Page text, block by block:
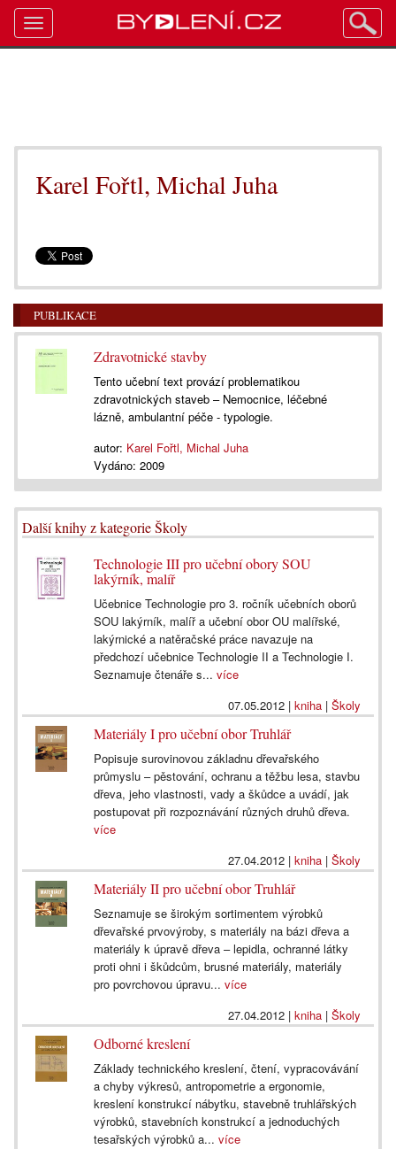
Karel Fořtl, Michal Juha
PUBLIKACE
Zdravotnické stavby
Tento učební text provází problematikou
zdravotnických staveb – Nemocnice, léčebné
lázně, ambulantní péče - typologie.
autor: Karel Fořtl, Michal Juha
Vydáno: 2009
Další knihy z kategorie Školy
Technologie III pro učební obory SOU
lakýrník, malíř
Učebnice Technologie pro 3. ročník učebních oborů
SOU lakýrník, malíř a učební obor OU malířské,
lakýrnické a natěračské práce navazuje na
předchozí učebnice Technologie II a Technologie I.
Seznamuje čtenáře s...více
07.05.2012| kniha| Školy
Materiály I pro učební obor Truhlář
Popisuje surovinovou základnu dřevařského
průmyslu – pěstování, ochranu a těžbu lesa, stavbu
dřeva, jeho vlastnosti, vady a škůdce a uvádí, jak
postupovat při rozpoznávání různých druhů dřeva.
více
27.04.2012| kniha| Školy
Materiály II pro učební obor Truhlář
Seznamuje se širokým sortimentem výrobků
dřevařské prvovýroby, s materiály na bázi dřeva a
materiály k úpravě dřeva – lepidla, ochranné látky
proti ohni i škůdcům, brusné materiály, materiály
pro povrchovou úpravu...více
27.04.2012| kniha| Školy
Odborné kreslení
Základy technického kreslení, čtení, vypracovávání
a chyby výkresů, antropometrie a ergonomie,
kreslení konstrukcí nábytku, stavebně truhlářských
výrobků, stavebních konstrukcí a jednoduchých
tesařských výrobků a...více
Toggle
navigation